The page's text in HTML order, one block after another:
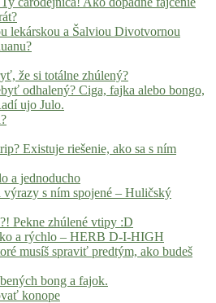
lekárskou a Šalviou Divotvornou
že si totálne zhúlený?
odhalený? Ciga, fajka alebo bongo,
ujo Julo.
Existuje riešenie, ako sa s ním
a jednoducho
výrazy s ním spojené – Huličský
Pekne zhúlené vtipy :D
a rýchlo – HERB D-I-HIGH
musíš spraviť predtým, ako budeš
bong a fajok.
konope